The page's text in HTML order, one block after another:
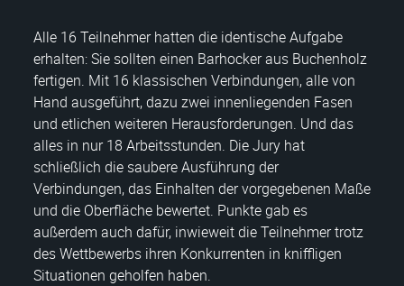
Alle 16 Teilnehmer hatten die identische Aufgabe
erhalten: Sie sollten einen Barhocker aus Buchenholz
fertigen. Mit 16 klassischen Verbindungen, alle von
Hand ausgeführt, dazu zwei innenliegenden Fasen
und etlichen weiteren Herausforderungen. Und das
alles in nur 18 Arbeitsstunden. Die Jury hat
schließlich die saubere Ausführung der
Verbindungen, das Einhalten der vorgegebenen Maße
und die Oberfläche bewertet. Punkte gab es
außerdem auch dafür, inwieweit die Teilnehmer trotz
des Wettbewerbs ihren Konkurrenten in kniffligen
Situationen geholfen haben.